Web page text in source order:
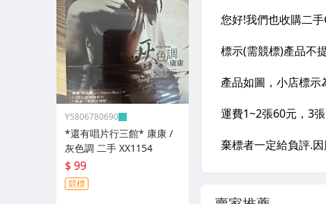
Y5806780690
*還有唱片行三館* 康康 /
灰色調 二手 XX1154
$ 99
競標